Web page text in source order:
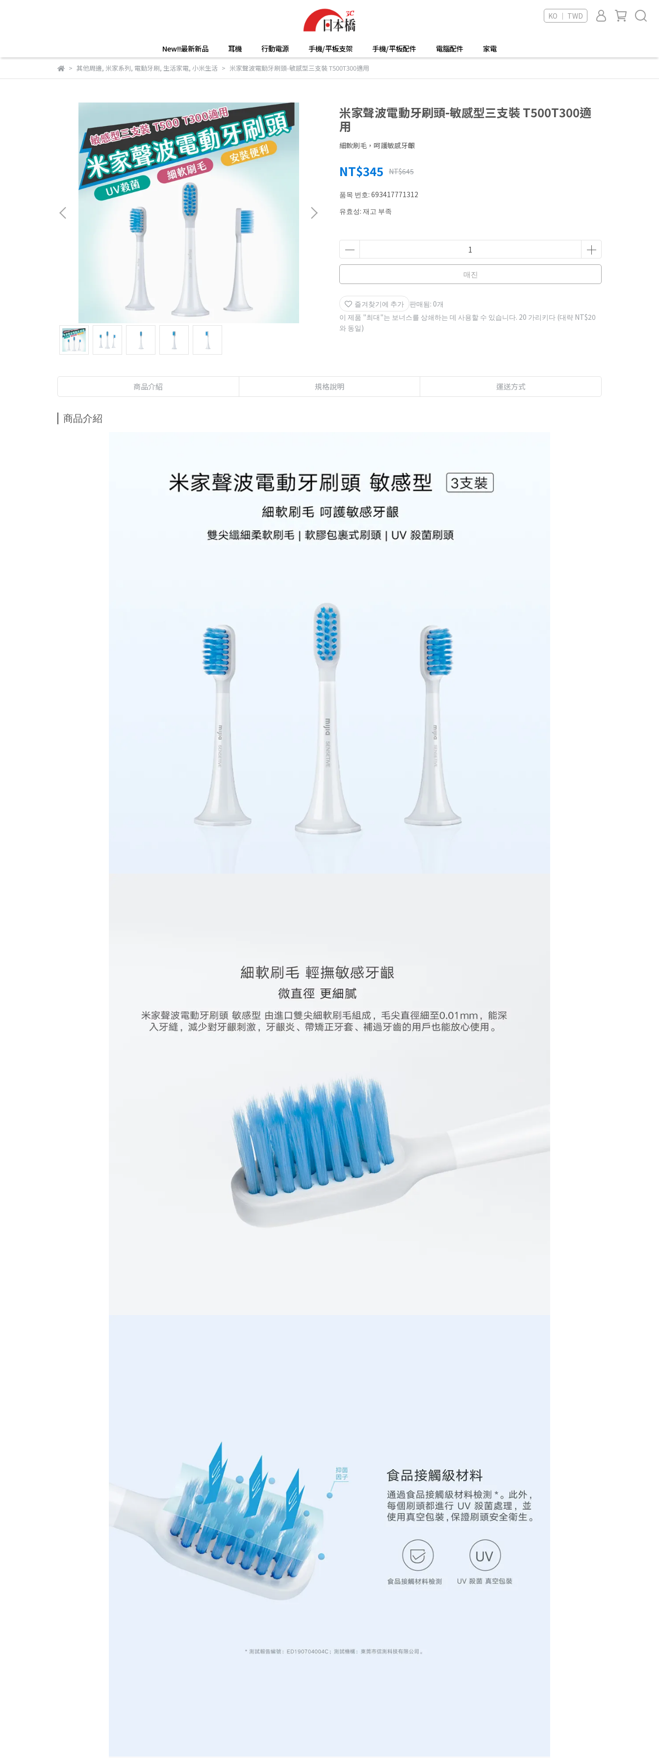
KO ｜ TWD
New!!最新新品 耳機 行動電源 手機/平板支架 手機/平板配件 電腦配件 家電
其他周邊, 米家系列, 電動牙刷, 生活家電, 小米生活 米家聲波電動牙刷頭-敏感型三支裝 T500T300適用
米家聲波電動牙刷頭-敏感型三支裝 T500T300適
用
細軟刷毛，呵護敏感牙齦
NT$345 NT$645
품목 번호: 693417771312
유효성: 재고 부족
매진
즐겨찾기에 추가 판매됨: 0개
이 제품 "최대"는 보너스를 상쇄하는 데 사용할 수 있습니다. 20 가리키다 (대략 NT$20
와 동일)
商品介紹 規格說明 運送方式
商品介紹